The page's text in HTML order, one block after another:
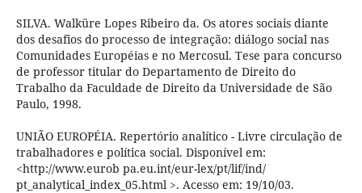
SILVA. Walküre Lopes Ribeiro da. Os atores sociais diante
dos desafios do processo de integração: diálogo social nas
Comunidades Européias e no Mercosul. Tese para concurso
de professor titular do Departamento de Direito do
Trabalho da Faculdade de Direito da Universidade de São
Paulo, 1998.
UNIÃO EUROPÉIA. Repertório analítico - Livre circulação de
trabalhadores e política social. Disponível em:
<http://www.eurob pa.eu.int/eur-lex/pt/lif/ind/
pt_analytical_index_05.html >. Acesso em: 19/10/03.